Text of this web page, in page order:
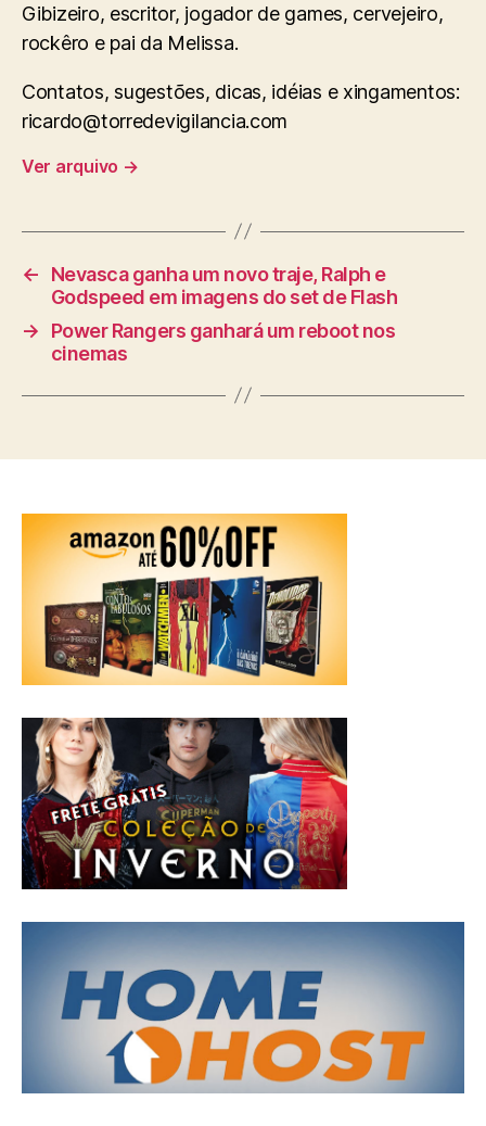
Gibizeiro, escritor, jogador de games, cervejeiro,
rockêro e pai da Melissa.
Contatos, sugestões, dicas, idéias e xingamentos:
ricardo@torredevigilancia.com
Ver arquivo →
←
Nevasca ganha um novo traje, Ralph e
Godspeed em imagens do set de Flash
→
Power Rangers ganhará um reboot nos
cinemas